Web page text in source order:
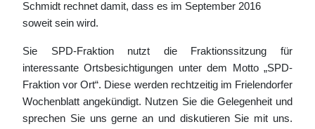
Schmidt rechnet damit, dass es im September 2016
soweit sein wird.
Sie SPD-Fraktion nutzt die Fraktionssitzung für
interessante Ortsbesichtigungen unter dem Motto „SPD-
Fraktion vor Ort“. Diese werden rechtzeitig im Frielendorfer
Wochenblatt angekündigt. Nutzen Sie die Gelegenheit und
sprechen Sie uns gerne an und diskutieren Sie mit uns.